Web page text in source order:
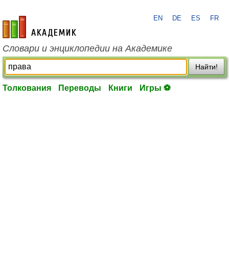
academic.ru
EN DE ES FR
Словари и энциклопедии на Академике
Найти!
Толкования Переводы Книги Игры ⚽